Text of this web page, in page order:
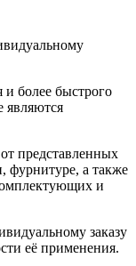
более быстрого
являются
представленных
фурнитуре, а также
и
заказу
её применения.